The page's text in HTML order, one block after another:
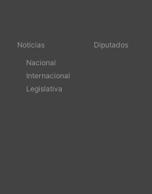
Noticias
Nacional
Internacional
Legislativa
Diputados